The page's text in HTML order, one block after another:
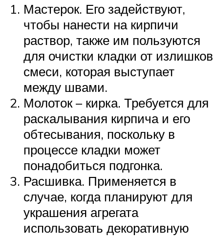
Мастерок. Его задействуют,
чтобы нанести на кирпичи
раствор, также им пользуются
для очистки кладки от излишков
смеси, которая выступает
между швами.
Молоток – кирка. Требуется для
раскалывания кирпича и его
обтесывания, поскольку в
процессе кладки может
понадобиться подгонка.
Расшивка. Применяется в
случае, когда планируют для
украшения агрегата
использовать декоративную